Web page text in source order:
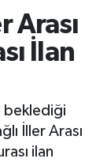
Arası
İlan
beklediği
İller Arası
ilan